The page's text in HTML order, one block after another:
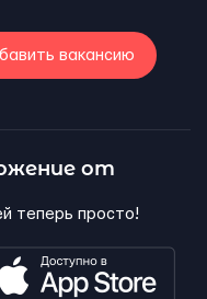
вакансию
от
теперь просто!